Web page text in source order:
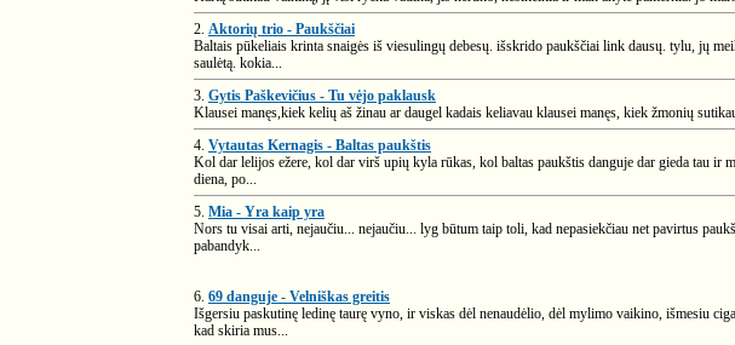
2. Aktorių trio - Paukščiai
Baltais pūkeliais krinta snaigės iš viesulingų debesų. išskrido paukščiai link dausų. tylu, jų
saulėtą. kokia...
3. Gytis Paškevičius - Tu vėjo paklausk
Klausei manęs,kiek kelių aš žinau ar daugel kadais keliavau klausei manęs, kiek žmonių
4. Vytautas Kernagis - Baltas paukštis
Kol dar lelijos ežere, kol dar virš upių kyla rūkas, kol baltas paukštis danguje dar gieda tau
diena, po...
5. Mia - Yra kaip yra
Nors tu visai arti, nejaučiu... nejaučiu... lyg būtum taip toli, kad nepasiekčiau net pavirtus
pabandyk...
6. 69 danguje - Velniškas greitis
Išgersiu paskutinę ledinę taurę vyno, ir viskas dėl nenaudėlio, dėl mylimo vaikino, išmesiu
kad skiria mus...